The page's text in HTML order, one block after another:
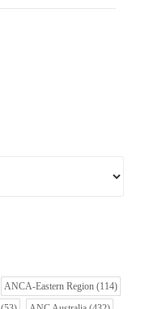
ANCA-Eastern Region (114)